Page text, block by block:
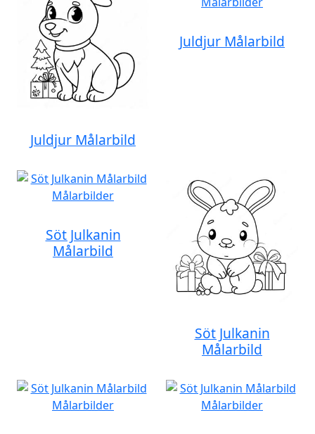
Juldjur Målarbild
Juldjur Målarbild
Söt Julkanin
Målarbild
Söt Julkanin
Målarbild